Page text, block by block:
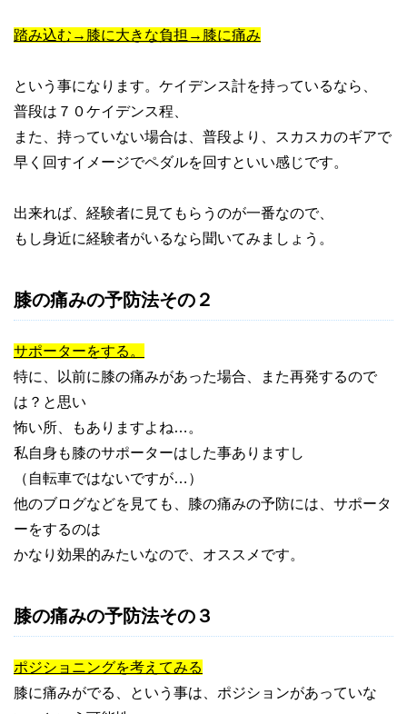
踏み込む→膝に大きな負担→膝に痛み
という事になります。ケイデンス計を持っているなら、
普段は７０ケイデンス程、
また、持っていない場合は、普段より、スカスカのギアで
早く回すイメージでペダルを回すといい感じです。
出来れば、経験者に見てもらうのが一番なので、
もし身近に経験者がいるなら聞いてみましょう。
膝の痛みの予防法その２
サポーターをする。
特に、以前に膝の痛みがあった場合、また再発するので
は？と思い
怖い所、もありますよね…。
私自身も膝のサポーターはした事ありますし
（自転車ではないですが…）
他のブログなどを見ても、膝の痛みの予防には、サポータ
ーをするのは
かなり効果的みたいなので、オススメです。
膝の痛みの予防法その３
ポジショニングを考えてみる
膝に痛みがでる、という事は、ポジションがあっていな